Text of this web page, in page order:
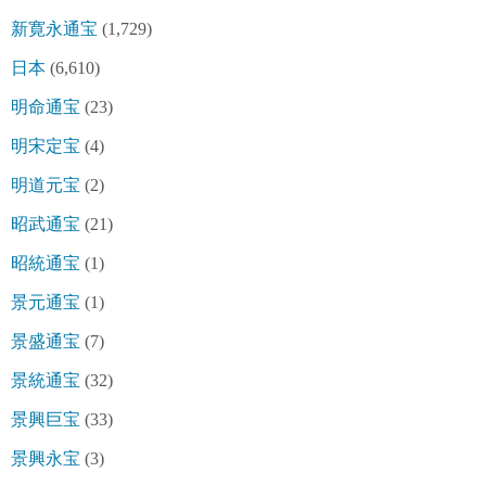
新寛永通宝 (1,729)
日本 (6,610)
明命通宝 (23)
明宋定宝 (4)
明道元宝 (2)
昭武通宝 (21)
昭統通宝 (1)
景元通宝 (1)
景盛通宝 (7)
景統通宝 (32)
景興巨宝 (33)
景興永宝 (3)